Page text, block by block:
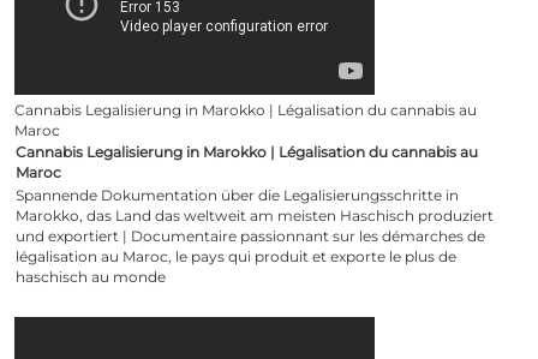
Cannabis Legalisierung in Marokko | Légalisation du cannabis au
Maroc
Cannabis Legalisierung in Marokko | Légalisation du cannabis au
Maroc
Spannende Dokumentation über die Legalisierungsschritte in
Marokko, das Land das weltweit am meisten Haschisch produziert
und exportiert | Documentaire passionnant sur les démarches de
légalisation au Maroc, le pays qui produit et exporte le plus de
haschisch au monde